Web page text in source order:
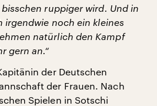
ruppiger wird. Und in
irgendwie noch ein kleines
natürlich den Kampf
gern an.“
der Deutschen
der Frauen. Nach
Spielen in Sotschi